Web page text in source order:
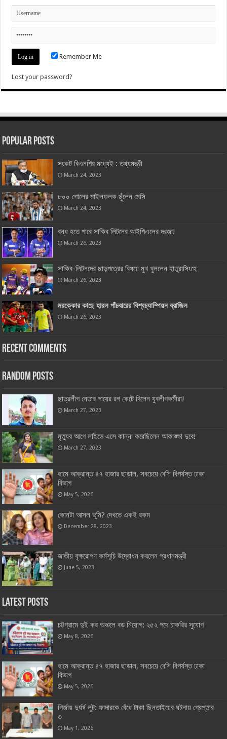
Remember Me
Lost your password?
Popular Posts
সংকট বিএনপির মধ্যেই : তথ্যমন্ত্রী
March 24, 2023
৮০০ গোলের মাইলফলক ছুঁলেন মেসি
March 24, 2023
বন্ধ হতে পারে সাকিব লিটনের আইপিএলের দরজা!
March 26, 2023
সাকিব-লিটনদের ছাড়পত্রের বিষয়ে মুখ খুললেন হাতুরাসিংহে
March 26, 2023
মরক্কোর কাছে হারল পাঁচবারের বিশ্বচ্যাম্পিয়ন ব্রাজিল
March 26, 2023
Recent Comments
Random Posts
ছাত্রলীগ নেতার পায়ের রগ কেটে দিলেন যুবলীগকর্মীরা!
March 27, 2023
মৃত্যুর আগে লাইভে এসে কান্না করেছিলেন আকাঙ্ক্ষা দুবে!
March 27, 2023
হামে আক্রান্ত ৪৭ হাজার ছাড়াল, সবচেয়ে বেশি বিপর্যস্ত ঢাকা
বিভাগ
May 5, 2026
কোনটা আসল ভূমি? দেখতে একই রকম
December 28, 2023
জাতীয় বৃক্ষরোপণ কর্মসূচি উদ্বোধন করলেন প্রধানমন্ত্রী
June 5, 2023
Latest Posts
চট্টগ্রামে দুই কর অঞ্চলে বড় নিয়োগ: ২৫২ পদে চাকরির সুযোগ
May 8, 2026
হামে আক্রান্ত ৪৭ হাজার ছাড়াল, সবচেয়ে বেশি বিপর্যস্ত ঢাকা
বিভাগ
May 5, 2026
গির্জায় দুর্ধর্ষ লুট: ফাদারকে বেঁধে টাকা ছিনতাইয়ের ঘটনায় গ্রেপ্তার
৩
May 1, 2026